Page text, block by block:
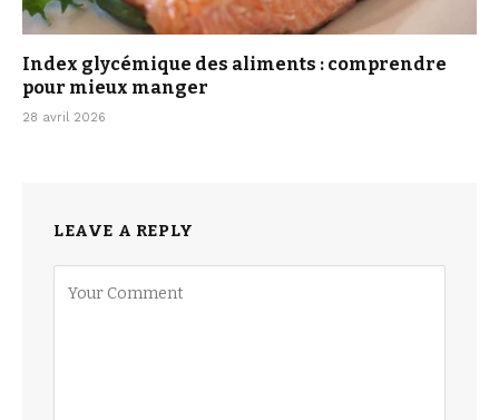
Index glycémique des aliments : comprendre
pour mieux manger
28 avril 2026
LEAVE A REPLY